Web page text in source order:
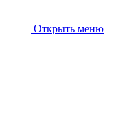
Открыть меню